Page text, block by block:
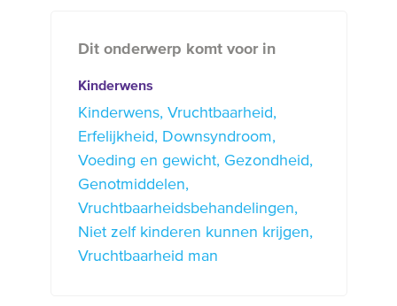
Dit onderwerp komt voor in
Kinderwens
Kinderwens Vruchtbaarheid
Erfelijkheid
Downsyndroom
Voeding en gewicht Gezondheid
Genotmiddelen
Vruchtbaarheidsbehandelingen
Niet zelf kinderen kunnen krijgen
Vruchtbaarheid man